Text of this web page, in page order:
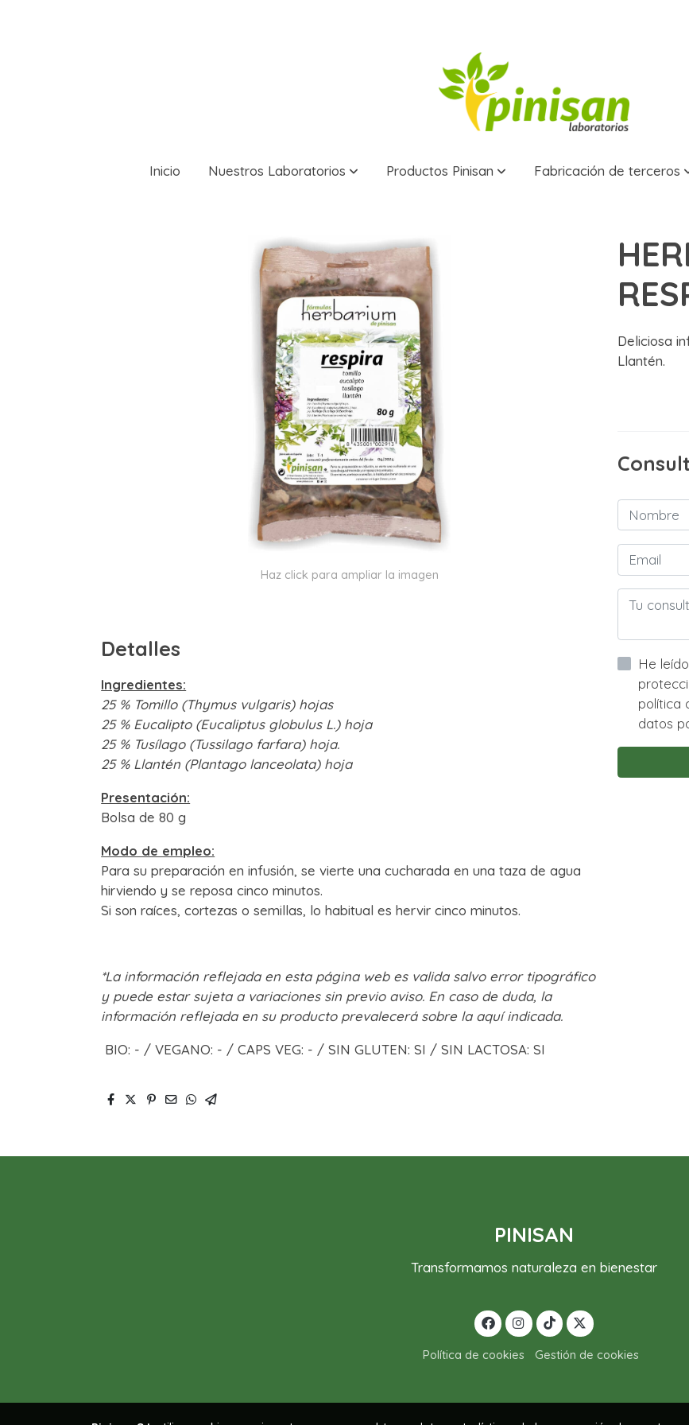
Inicio Nuestros Laboratorios Productos Pinisan Fabricación de terceros
Haz click para ampliar la imagen
Detalles
Ingredientes:
25 % Tomillo (Thymus vulgaris) hojas
25 % Eucalipto (Eucaliptus globulus L.) hoja
25 % Tusílago (Tussilago farfara) hoja.
25 % Llantén (Plantago lanceolata) hoja
Presentación:
Bolsa de 80 g
Modo de empleo:
Para su preparación en infusión, se vierte una cucharada en una taza de agua
hirviendo y se reposa cinco minutos.
Si son raíces, cortezas o semillas, lo habitual es hervir cinco minutos.
*La información reflejada en esta página web es valida salvo error tipográfico
y puede estar sujeta a variaciones sin previo aviso. En caso de duda, la
información reflejada en su producto prevalecerá sobre la aquí indicada.
BIO: - / VEGANO: - / CAPS VEG: - / SIN GLUTEN: SI / SIN LACTOSA: SI
Deliciosa
Llantén.
He leído y acepto
protección de
política de
datos
PINISAN
Transformamos naturaleza en bienestar
Política de cookies Gestión de cookies